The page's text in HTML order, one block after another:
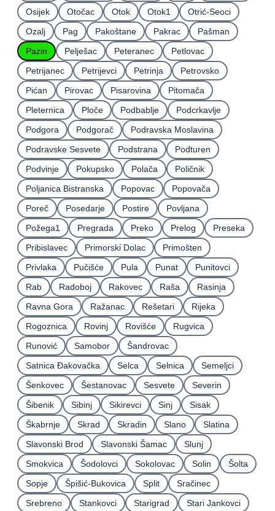
Osijek
Otočac Otok Otok1
Otrić-Seoci
Ozalj
Pag Pakoštane Pakrac
Pašman
Pazin
Pelješac Peteranec
Petlovac
Petrijanec
Petrijevci Petrinja
Petrovsko
Pićan
Pirovac Pisarovina
Pitomača
Pleternica
Ploče Podbablje
Podcrkavlje
Podgora
Podgorač
Podravska Moslavina
Podravske Sesvete
Podstrana
Podturen
Podvinje
Pokupsko Polača
Poličnik
Poljanica Bistranska
Popovac
Popovača
Poreč
Posedarje Postire
Povljana
Požega1
Pregrada Preko Prelog
Preseka
Pribislavec
Primorski Dolac
Primošten
Privlaka
Pučišće Pula Punat
Punitovci
Rab
Radoboj Rakovec Raša
Rasinja
Ravna Gora
Ražanac Rešetari
Rijeka
Rogoznica
Rovinj Rovišće
Rugvica
Runović
Samobor
Šandrovac
Satnica Ðakovačka
Selca Selnica
Semeljci
Šenkovec
Šestanovac Sesvete
Severin
Šibenik
Sibinj Sikirevci Sinj
Sisak
Škabrnje
Skrad Skradin Slano
Slatina
Slavonski Brod
Slavonski Šamac
Slunj
Smokvica
Šodolovci Sokolovac Solin
Šolta
Sopje
Špišić-Bukovica Split
Sračinec
Srebreno
Stankovci Starigrad
Stari Jankovci